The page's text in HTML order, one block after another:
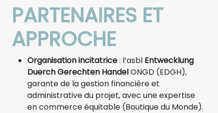
PARTENAIRES ET
APPROCHE
Organisation incitatrice: l’asbl Entwecklung
Duerch Gerechten HandelONGD (EDGH),
garante de la gestion financière et
administrative du projet, avec une expertise
en commerce équitable (Boutique du Monde).